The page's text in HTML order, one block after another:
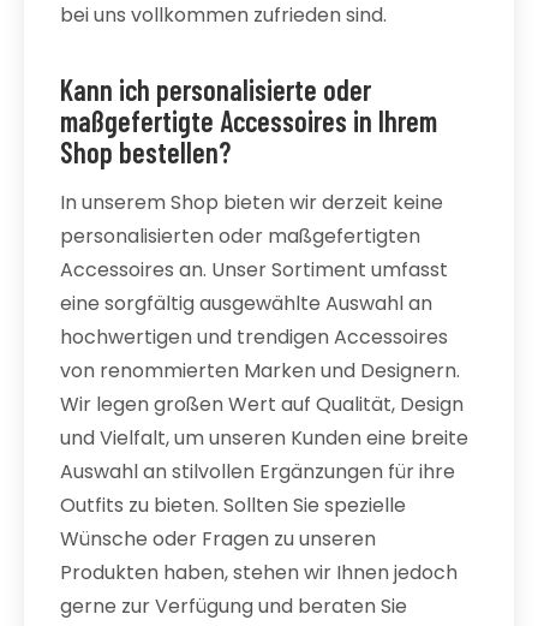
bei uns vollkommen zufrieden sind.
Kann ich personalisierte oder
maßgefertigte Accessoires in Ihrem
Shop bestellen?
In unserem Shop bieten wir derzeit keine
personalisierten oder maßgefertigten
Accessoires an. Unser Sortiment umfasst
eine sorgfältig ausgewählte Auswahl an
hochwertigen und trendigen Accessoires
von renommierten Marken und Designern.
Wir legen großen Wert auf Qualität, Design
und Vielfalt, um unseren Kunden eine breite
Auswahl an stilvollen Ergänzungen für ihre
Outfits zu bieten. Sollten Sie spezielle
Wünsche oder Fragen zu unseren
Produkten haben, stehen wir Ihnen jedoch
gerne zur Verfügung und beraten Sie